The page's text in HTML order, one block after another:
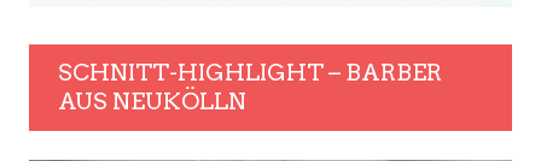
SCHNITT-HIGHLIGHT – BARBER
AUS NEUKÖLLN